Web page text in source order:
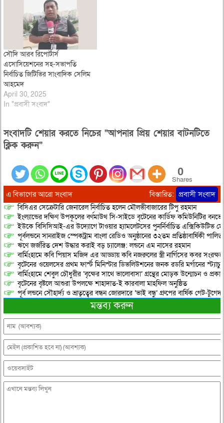
সৌদি আরব রিপোর্টার্স
এসোসিয়েশনের সহ-সভাপতি
নির্বাচিত জিটিভির সাংবাদিক সেলিম
আহমেদ
April 30, 2025
In "প্রবাসী সংবাদ"
সংবাদটি শেয়ার করতে নিচের “আপনার প্রিয় শেয়ার বাটনটিতে
ক্লিক করুন”
0
Shares
এ বিভাগের আরো সংবাদ বিস্তারিত: প্রবাসী সংবাদ
বিসিএর সেক্রেটারি জেনারেল নির্বাচিত হলেন মৌলভীবাজারের টিপু রহমান
ইংল্যান্ডের দক্ষিণ উপকূলের বর্ণমাউথ সি-সাইডে বৃটেনের কার্ডিফ কমিউনিটির
ইউকে বিসিসিআই-এর উদ্যোগে টাওয়ার হ্যামলেটসের পুনর্নির্বাচিত এক্সিকিউটিভ
পূর্বলন্ডনে সানরাইজ স্পেকট্রাম বাংলা রেডিও অনুষ্ঠানের ৩২তম প্রতিষ্ঠাবার্ষিকী পালিত
​ঋণে জর্জরিত দেশ উদ্ধার করাই বড় চ্যালেঞ্জ: লন্ডনে এম নাসের রহমান
বার্মিংহামে কবি পিয়াস মজিদ এর আড্ডায় কবি নজরুলের স্ত্রী নার্গিসের কবর
বৃটেনের ওয়েলসের প্রথম ফার্স্ট মিনিস্টার ডিভলিউশনের জনক রডরি মর্গানের স্ট্যাচু
বার্মিংহামে শেবুল চৌধুরীর ‘বৃক্ষের সাথে ভালোবাসা’ গ্রন্থের মোড়ক উন্মোচন ও
বৃটেনের বৃষ্টলে আশুরা উপলক্ষে শাহাদাত-ই কারবালা মাহফিল অনুষ্ঠিত
পূর্ব লন্ডনে সৌহার্দ্য ও ভ্রাতৃত্বের বন্ধন জোরদারে ‘ভাই বন্ধু’ গ্রুপের বার্ষিক গেট-
মন্তব্য করুন